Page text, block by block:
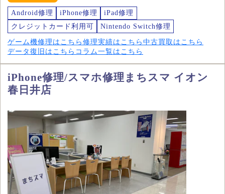
Android修理 iPhone修理
iPad修理
クレジットカード利用可
Nintendo Switch修理
ゲーム機修理はこちら 修理実績はこちら 中古買取はこちら
データ復旧はこちら コラム一覧はこちら
iPhone修理/スマホ修理まちスマ イオン
春日井店